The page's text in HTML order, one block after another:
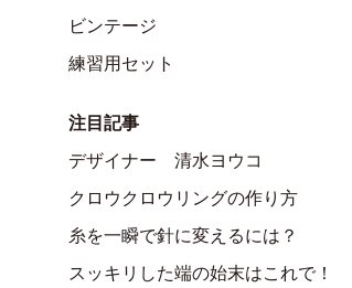
ビンテージ
練習用セット
注目記事
デザイナー 清水ヨウコ
クロウクロウリングの作り方
糸を一瞬で針に変えるには？
スッキリした端の始末はこれで！